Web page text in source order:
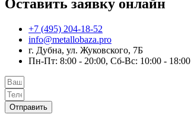
Оставить заявку онлайн
+7 (495) 204-18-52
info@metallobaza.pro
г. Дубна, ул. Жуковского, 7Б
Пн-Пт: 8:00 - 20:00, Сб-Вс: 10:00 - 18:00
Отправить